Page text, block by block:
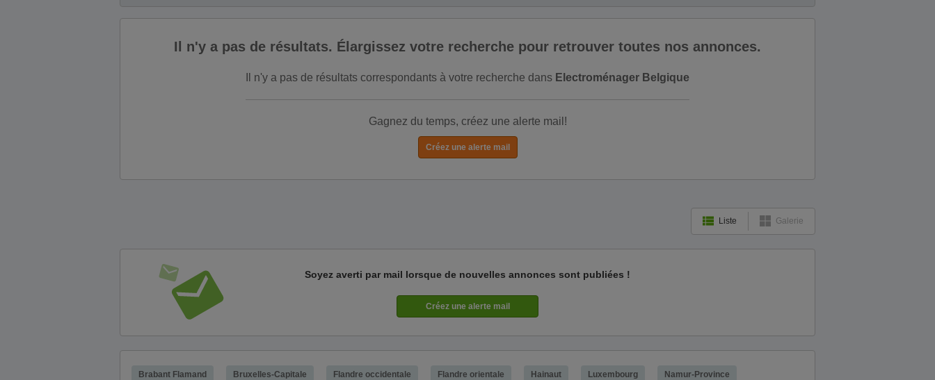
Il n'y a pas de résultats. Élargissez votre recherche pour retrouver toutes nos annonces.
Il n'y a pas de résultats correspondants à votre recherche dans Electroménager Belgique
Gagnez du temps, créez une alerte mail!
Liste Galerie
Soyez averti par mail lorsque de nouvelles annonces sont publiées !
Brabant Flamand Bruxelles-Capitale Flandre occidentale Flandre orientale Hainaut Luxembourg Namur-Province